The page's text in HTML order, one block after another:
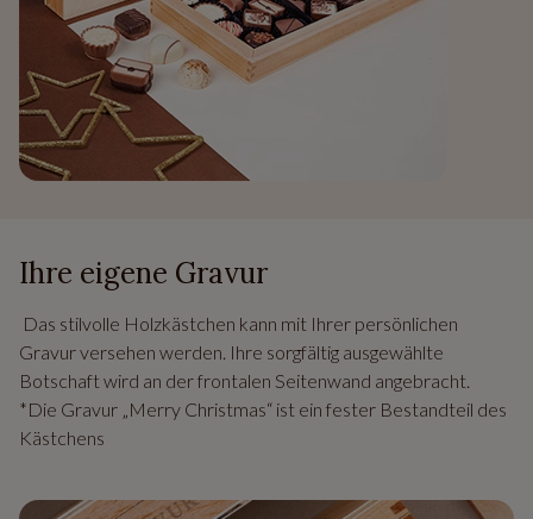
Ihre eigene Gravur
Das stilvolle Holzkästchen kann mit Ihrer persönlichen
Gravur versehen werden. Ihre sorgfältig ausgewählte
Botschaft wird an der frontalen Seitenwand angebracht.
*Die Gravur „Merry Christmas“ ist ein fester Bestandteil des
Kästchens